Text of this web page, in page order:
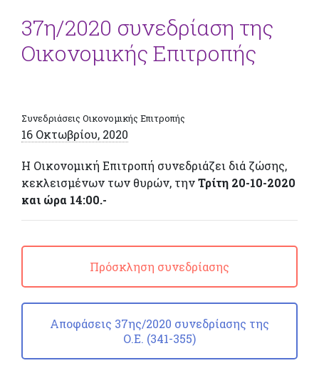
37η/2020 συνεδρίαση της
Οικονομικής Επιτροπής
Συνεδριάσεις Οικονομικής Επιτροπής
16 Οκτωβρίου, 2020
Η Οικονομική Επιτροπή συνεδριάζει διά ζώσης,
κεκλεισμένων των θυρών, τηνΤρίτη 20-10-2020
και ώρα 14:00.-
Πρόσκληση συνεδρίασης
Αποφάσεις 37ης/2020 συνεδρίασης της
Ο.Ε. (341-355)